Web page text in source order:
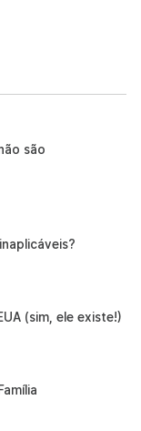
são
(sim, ele existe!)